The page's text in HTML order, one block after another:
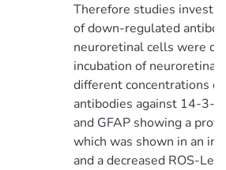
Therefore studies
of down-regulated
neuroretinal cells were
incubation of neuroretinal
different concentrations
antibodies against 14-3-
and GFAP showing a
which was shown in an
and a decreased ROS-